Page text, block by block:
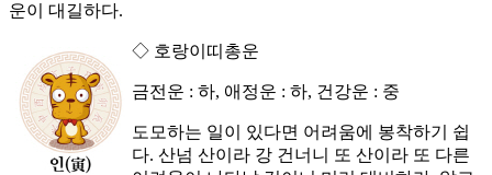
운이 대길하다.
◇ 호랑이띠총운
금전운 : 하, 애정운 : 하, 건강운 : 중
도모하는 일이 있다면 어려움에 봉착하기 쉽
다. 산넘 산이라 강 건너니 또 산이라 또 다른